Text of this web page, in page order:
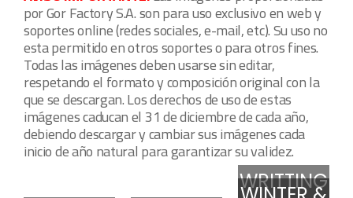
por Gor Factory S.A. son para uso exclusivo en web y
soportes online (redes sociales, e-mail, etc). Su uso no
esta permitido en otros soportes o para otros fines.
Todas las imágenes deben usarse sin editar,
respetando el formato y composición original con la
que se descargan. Los derechos de uso de estas
imágenes caducan el 31 de diciembre de cada año,
debiendo descargar y cambiar sus imágenes cada
inicio de año natural para garantizar su validez.
WRITTING